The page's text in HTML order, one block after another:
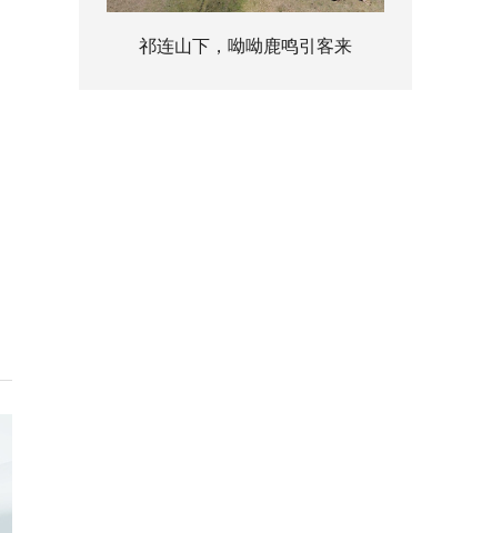
祁连山下，呦呦鹿鸣引客来